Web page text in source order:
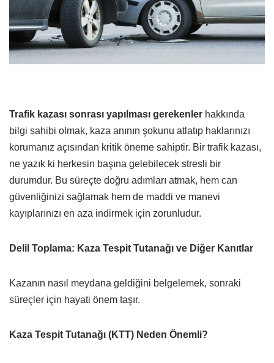
Trafik kazası sonrası yapılması gerekenler hakkında
bilgi sahibi olmak, kaza anının şokunu atlatıp haklarınızı
korumanız açısından kritik öneme sahiptir. Bir trafik kazası,
ne yazık ki herkesin başına gelebilecek stresli bir
durumdur. Bu süreçte doğru adımları atmak, hem can
güvenliğinizi sağlamak hem de maddi ve manevi
kayıplarınızı en aza indirmek için zorunludur.
Delil Toplama: Kaza Tespit Tutanağı ve Diğer Kanıtlar
Kazanın nasıl meydana geldiğini belgelemek, sonraki
süreçler için hayati önem taşır.
Kaza Tespit Tutanağı (KTT) Neden Önemli?